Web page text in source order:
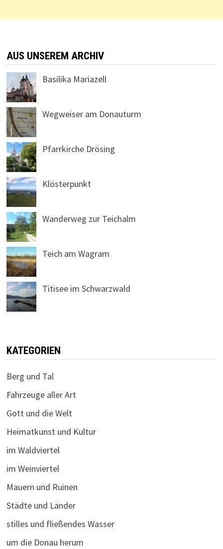
AUS UNSEREM ARCHIV
Basilika Mariazell
Wegweiser am Donauturm
Pfarrkirche Drösing
Klösterpunkt
Wanderweg zur Teichalm
Teich am Wagram
Titisee im Schwarzwald
KATEGORIEN
Berg und Tal
Fahrzeuge aller Art
Gott und die Welt
Heimatkunst und Kultur
im Waldviertel
im Weinviertel
Mauern und Ruinen
Städte und Länder
stilles und fließendes Wasser
um die Donau herum